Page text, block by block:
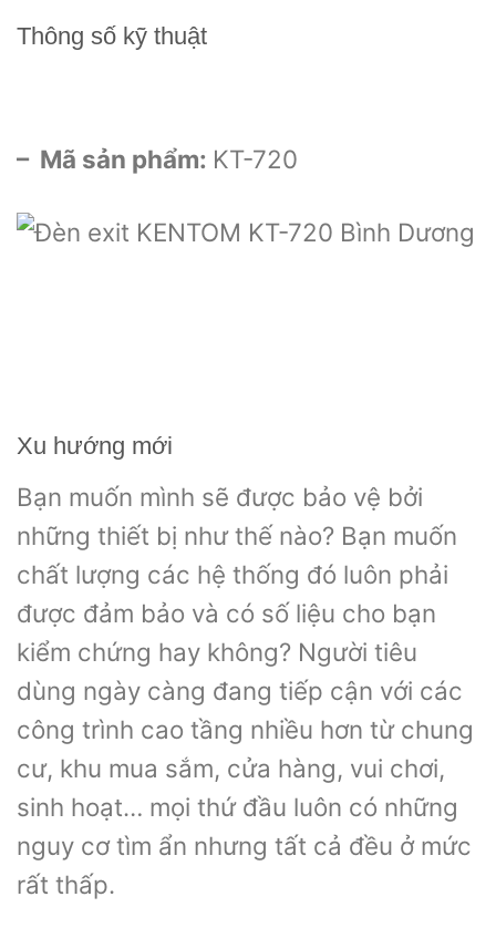
Thông số kỹ thuật
– Mã sản phẩm: KT-720
Xu hướng mới
Bạn muốn mình sẽ được bảo vệ bởi
những thiết bị như thế nào? Bạn muốn
chất lượng các hệ thống đó luôn phải
được đảm bảo và có số liệu cho bạn
kiểm chứng hay không? Người tiêu
dùng ngày càng đang tiếp cận với các
công trình cao tầng nhiều hơn từ chung
cư, khu mua sắm, cửa hàng, vui chơi,
sinh hoạt… mọi thứ đầu luôn có những
nguy cơ tìm ẩn nhưng tất cả đều ở mức
rất thấp.